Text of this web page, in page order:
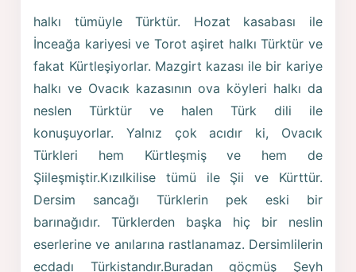
halkı tümüyle Türktür. Hozat kasabası ile
İnceağa kariyesi ve Torot aşiret halkı Türktür ve
fakat Kürtleşiyorlar. Mazgirt kazası ile bir kariye
halkı ve Ovacık kazasının ova köyleri halkı da
neslen Türktür ve halen Türk dili ile
konuşuyorlar. Yalnız çok acıdır ki, Ovacık
Türkleri hem Kürtleşmiş ve hem de
Şiileşmiştir.Kızılkilise tümü ile Şii ve Kürttür.
Dersim sancağı Türklerin pek eski bir
barınağıdır. Türklerden başka hiç bir neslin
eserlerine ve anılarına rastlanamaz. Dersimlilerin
ecdadı Türkistandır.Buradan göçmüş Şeyh